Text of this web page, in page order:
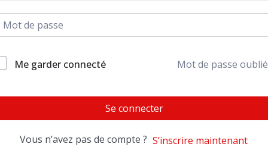
Me garder connecté Mot de passe
Se connecter
Vous n’avez pas de compte ? S’inscrire maintenant